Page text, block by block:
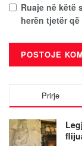
Ruaje në këtë
herën tjetër
Prirje